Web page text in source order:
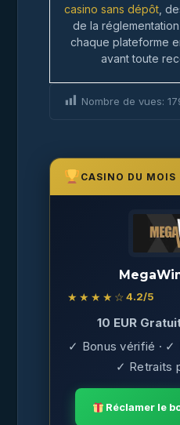
casino sans dépôt ,
de la
chaque plateforme
avant toute
Nombre de vues:
CASINO DU MOIS
★★★★☆ 4.2/5
10 EUR
✓ Bonus vérifié · ✓
✓ Retraits
Réclamer le